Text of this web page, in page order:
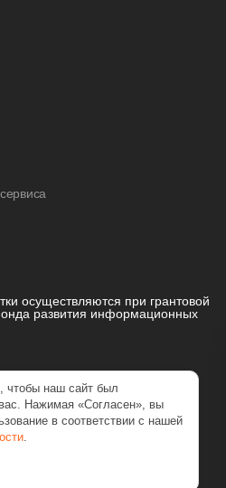
осуществляются при грантовой
развития информационных
чтобы наш сайт был
Нажимая «Согласен», вы
в соответствии с нашей
.